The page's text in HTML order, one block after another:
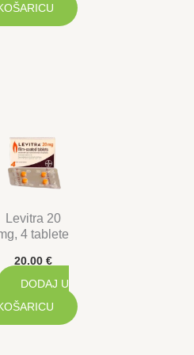
Levitra 20
4 tablete
20.00 €
DODAJ U